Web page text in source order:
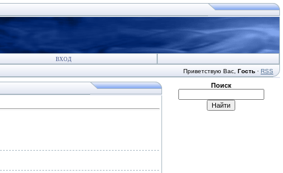
ВХОД
Приветствую Вас Гость · RSS
Поиск